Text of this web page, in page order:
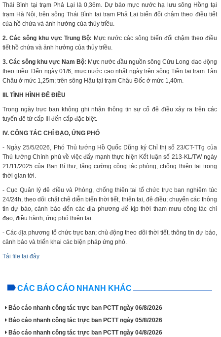
Thái Bình tại trạm Phả Lại là 0,36m. Dự báo mực nước hạ lưu sông Hồng tại
trạm Hà Nội, trên sông Thái Bình tại trạm Phả Lại biến đổi chậm theo điều tiết
của hồ chứa và ảnh hưởng của thủy triều.
2. Các sông khu vực Trung Bộ: Mực nước các sông biến đổi chậm theo điều
tiết hồ chứa và ảnh hưởng của thủy triều.
3. Các sông khu vực Nam Bộ: Mực nước đầu nguồn sông Cửu Long dao động
theo triều. Đến ngày 01/6, mực nước cao nhất ngày trên sông Tiền tại trạm Tân
Châu ở mức 1,25m; trên sông Hậu tại trạm Châu Đốc ở mức 1,40m.
III. TÌNH HÌNH ĐÊ ĐIỀU
Trong ngày trực ban không ghi nhận thông tin sự cố đê điều xảy ra trên các
tuyến đê từ cấp III đến cấp đặc biệt.
IV. CÔNG TÁC CHỈ ĐẠO, ỨNG PHÓ
- Ngày 25/5/2026, Phó Thủ tướng Hồ Quốc Dũng ký Chỉ thị số 23/CT-TTg của
Thủ tướng Chính phủ về việc đẩy mạnh thực hiện Kết luận số 213-KL/TW ngày
21/11/2025 của Ban Bí thư, tăng cường công tác phòng, chống thiên tai trong
thời gian tới.
- Cục Quản lý đê điều và Phòng, chống thiên tai tổ chức trực ban nghiêm túc
24/24h, theo dõi chặt chẽ diễn biến thời tiết, thiên tai, đê điều; chuyển các thông
tin dự báo, cảnh báo đến các địa phương để kịp thời tham mưu công tác chỉ
đạo, điều hành, ứng phó thiên tai.
- Các địa phương tổ chức trực ban; chủ động theo dõi thời tiết, thông tin dự báo,
cảnh báo và triển khai các biện pháp ứng phó.
Tải file tại đây
CÁC BÁO CÁO NHANH KHÁC
Báo cáo nhanh công tác trực ban PCTT ngày 06/8/2026
Báo cáo nhanh công tác trực ban PCTT ngày 05/8/2026
Báo cáo nhanh công tác trực ban PCTT ngày 04/8/2026